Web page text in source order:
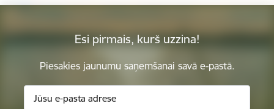
Esi pirmais, kurš uzzina!
Piesakies jaunumu saņemšanai savā e-pastā.